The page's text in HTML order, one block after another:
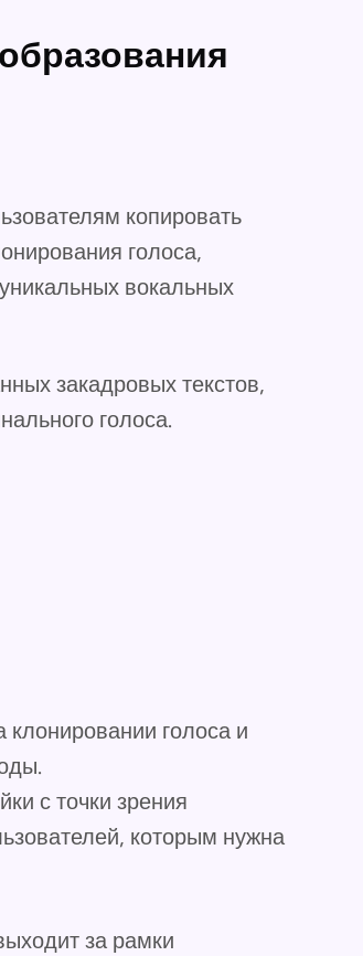
копировать
голоса,
вокальных
закадровых текстов,
голоса.
голоса и
с точки зрения
которым нужна
за рамки